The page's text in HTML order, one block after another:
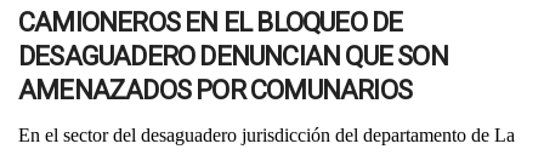
CAMIONEROS EN EL BLOQUEO DE
DESAGUADERO DENUNCIAN QUE SON
AMENAZADOS POR COMUNARIOS
En el sector del desaguadero jurisdicción del departamento de La